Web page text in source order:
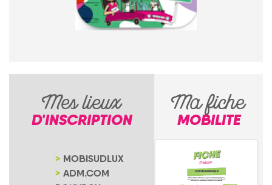
Mes lieux
D'INSCRIPTION
MOBISUDLUX
ADM.COM
Ma fiche
MOBILITE